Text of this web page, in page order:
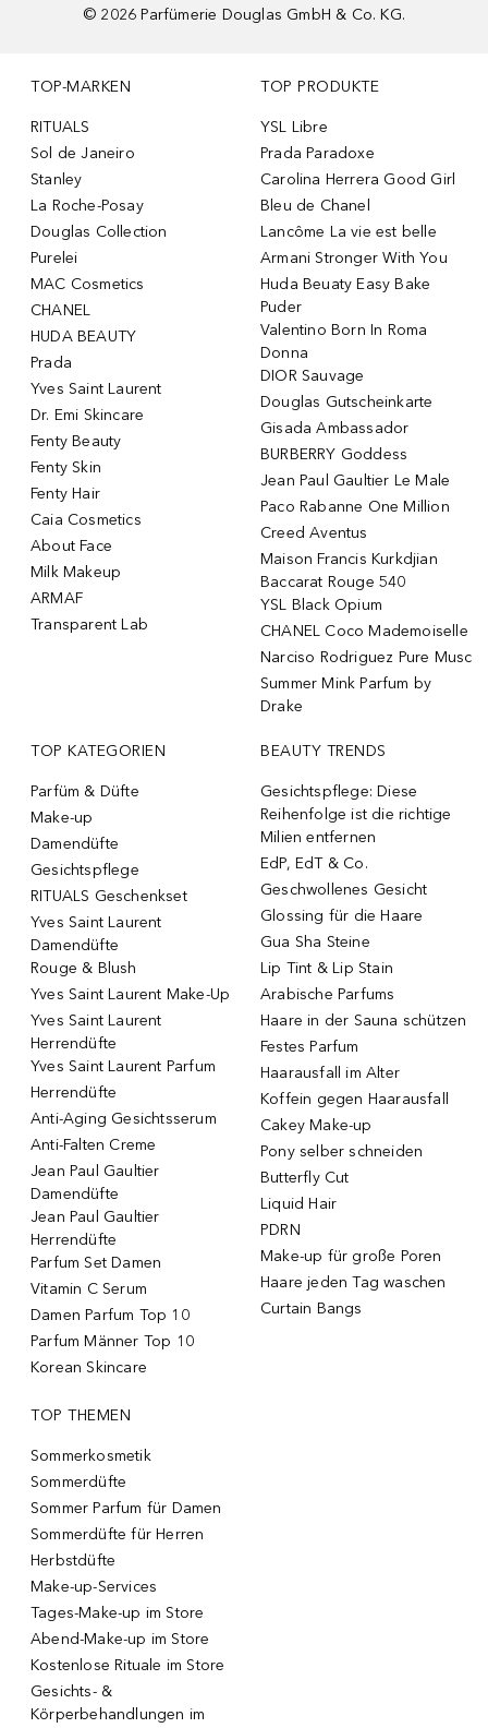
© 2026 Parfümerie Douglas GmbH & Co. KG.
TOP-MARKEN
RITUALS
Sol de Janeiro
Stanley
La Roche-Posay
Douglas Collection
Purelei
MAC Cosmetics
CHANEL
HUDA BEAUTY
Prada
Yves Saint Laurent
Dr. Emi Skincare
Fenty Beauty
Fenty Skin
Fenty Hair
Caia Cosmetics
About Face
Milk Makeup
ARMAF
Transparent Lab
TOP PRODUKTE
YSL Libre
Prada Paradoxe
Carolina Herrera Good Girl
Bleu de Chanel
Lancôme La vie est belle
Armani Stronger With You
Huda Beuaty Easy Bake
Puder
Valentino Born In Roma
Donna
DIOR Sauvage
Douglas Gutscheinkarte
Gisada Ambassador
BURBERRY Goddess
Jean Paul Gaultier Le Male
Paco Rabanne One Million
Creed Aventus
Maison Francis Kurkdjian
Baccarat Rouge 540
YSL Black Opium
CHANEL Coco Mademoiselle
Narciso Rodriguez Pure Musc
Summer Mink Parfum by
Drake
TOP KATEGORIEN
Parfüm & Düfte
Make-up
Damendüfte
Gesichtspflege
RITUALS Geschenkset
Yves Saint Laurent
Damendüfte
Rouge & Blush
Yves Saint Laurent Make-Up
Yves Saint Laurent
Herrendüfte
Yves Saint Laurent Parfum
Herrendüfte
Anti-Aging Gesichtsserum
Anti-Falten Creme
Jean Paul Gaultier
Damendüfte
Jean Paul Gaultier
Herrendüfte
Parfum Set Damen
Vitamin C Serum
Damen Parfum Top 10
Parfum Männer Top 10
Korean Skincare
BEAUTY TRENDS
Gesichtspflege: Diese
Reihenfolge ist die richtige
Milien entfernen
EdP, EdT & Co.
Geschwollenes Gesicht
Glossing für die Haare
Gua Sha Steine
Lip Tint & Lip Stain
Arabische Parfums
Haare in der Sauna schützen
Festes Parfum
Haarausfall im Alter
Koffein gegen Haarausfall
Cakey Make-up
Pony selber schneiden
Butterfly Cut
Liquid Hair
PDRN
Make-up für große Poren
Haare jeden Tag waschen
Curtain Bangs
TOP THEMEN
Sommerkosmetik
Sommerdüfte
Sommer Parfum für Damen
Sommerdüfte für Herren
Herbstdüfte
Make-up-Services
Tages-Make-up im Store
Abend-Make-up im Store
Kostenlose Rituale im Store
Gesichts- &
Körperbehandlungen im